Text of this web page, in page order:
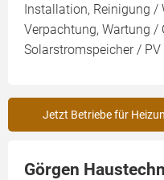
Installation, Reinigung /
Verpachtung, Wartung /
Solarstromspeicher /
Jetzt Betriebe für
Görgen